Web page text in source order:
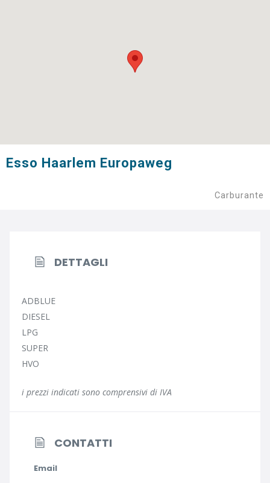
Esso Haarlem Europaweg
Carburante
DETTAGLI
ADBLUE
DIESEL
LPG
SUPER
HVO
i prezzi indicati sono comprensivi di IVA
CONTATTI
Email